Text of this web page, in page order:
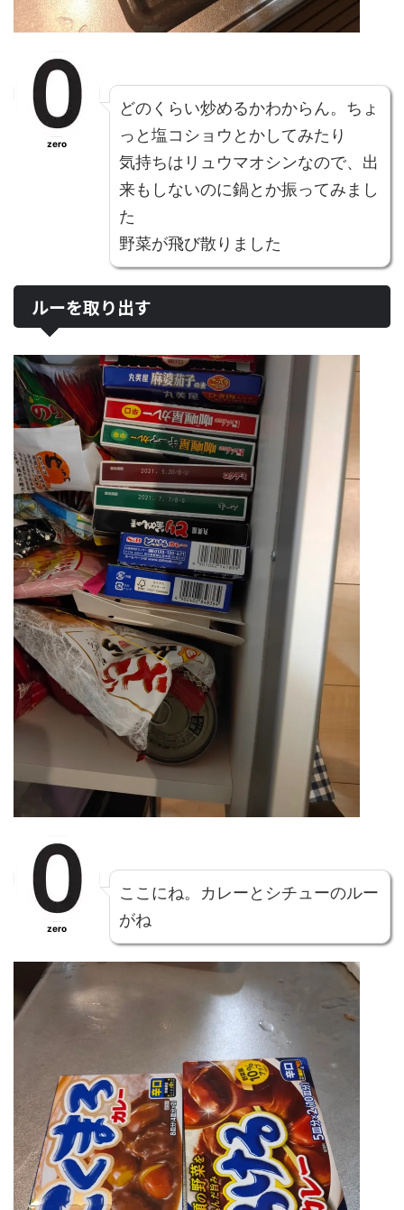
zero
どのくらい炒めるかわからん。ちょ
っと塩コショウとかしてみたり
気持ちはリュウマオシンなので、出
来もしないのに鍋とか振ってみまし
た
野菜が飛び散りました
ルーを取り出す
zero
ここにね。 カレーと シチューのルー
がね